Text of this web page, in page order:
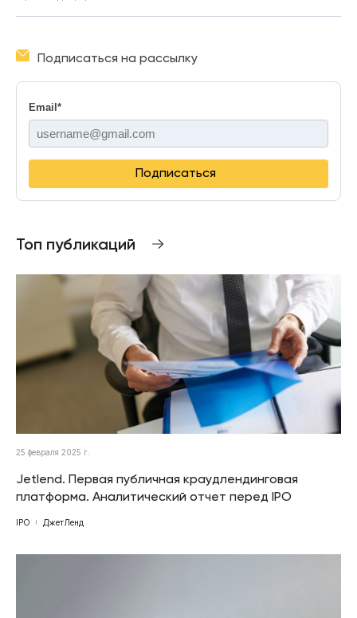
Подписаться на рассылку
Email *
Подписаться
Топ публикаций
25 февраля 2025 г.
Jetlend. Первая публичная краудлендинговая
платформа. Аналитический отчет перед IPO
IPO ДжетЛенд